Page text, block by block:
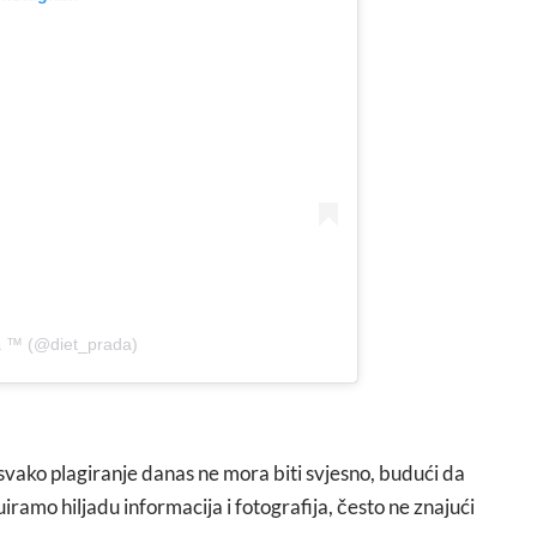
™ (@diet_prada)
plagiranje danas ne mora biti svjesno, budući da
hiljadu informacija i fotografija, često ne znajući